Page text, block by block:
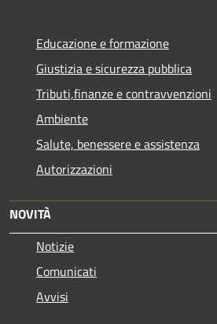
Educazione e formazione
Giustizia e sicurezza pubblica
Tributi,finanze e contravvenzioni
Ambiente
Salute, benessere e assistenza
Autorizzazioni
NOVITÀ
Notizie
Comunicati
Avvisi